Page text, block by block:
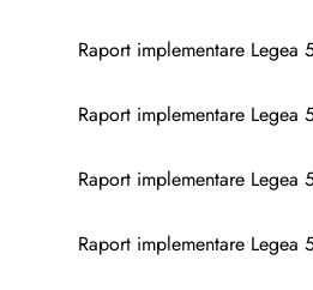
Raport implementare
Raport implementare
Raport implementare
Raport implementare